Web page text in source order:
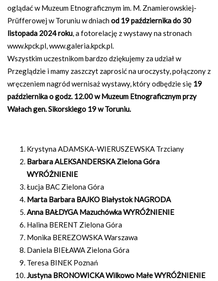
oglądać w Muzeum Etnograficznym im. M. Znamierowskiej-
Prüfferowej w Toruniu w dniachod 19 października do 30
listopada 2024 roku, a fotorelację z wystawy na stronach
www.kpck.pl, www.galeria.kpck.pl.
Wszystkim uczestnikom bardzo dziękujemy za udział w
Przeglądzie i mamy zaszczyt zaprosić na uroczysty, połączony z
wręczeniem nagród wernisaż wystawy, który odbędzie się 19
październikao godz. 12.00 w Muzeum Etnograficznym przy
Wałach gen. Sikorskiego 19 w Toruniu.
Krystyna ADAMSKA-WIERUSZEWSKA Trzciany
Barbara ALEKSANDERSKA Zielona Góra
WYRÓŻNIENIE
Łucja BAC Zielona Góra
Marta Barbara BAJKO Białystok NAGRODA
Anna BAŁDYGA Mazuchówka WYRÓŻNIENIE
Halina BERENT Zielona Góra
Monika BEREZOWSKA Warszawa
Daniela BIEŁAWA Zielona Góra
Teresa BINEK Poznań
Justyna BRONOWICKA Wilkowo Małe WYRÓŻNIENIE